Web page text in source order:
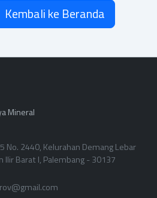
Kembali ke Beranda
Mineral
No. 2440, Kelurahan Demang Lebar
Ilir Barat I, Palembang - 30137